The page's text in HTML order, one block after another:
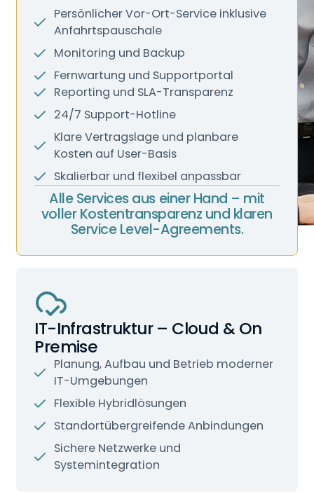
Persönlicher Vor-Ort-Service inklusive
Anfahrtspauschale
Monitoring und Backup
Fernwartung und Supportportal
Reporting und SLA-Transparenz
24/7 Support-Hotline
Klare Vertragslage und planbare
Kosten auf User-Basis
Skalierbar und flexibel anpassbar
Alle Services aus einer Hand – mit
voller Kostentransparenz und klaren
Service Level-Agreements.
IT-Infrastruktur – Cloud & On
Premise
Planung, Aufbau und Betrieb moderner
IT-Umgebungen
Flexible Hybridlösungen
Standortübergreifende Anbindungen
Sichere Netzwerke und
Systemintegration